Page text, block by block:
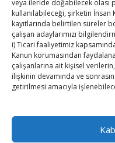
veya ileride doğabilecek olası
kullanılabileceği, şirketin İnsan
kayıtlarında belirtilen süreler
çalışan adaylarımızı
i) Ticari faaliyetimiz
Kanun korumasından
çalışanlarına ait kişisel
ilişkinin devamında ve
getirilmesi amacıyla
isteriz.
Öncelikle kişisel verileriniz
Kişiler ile açık rızanız olmadan
Diren ailesine taziye
Hisarcıklıoğlu, Ardahan
Emiroğlu’nu kabul etti
Hisarcıklıoğlu Muğla İl/
ile buluştu